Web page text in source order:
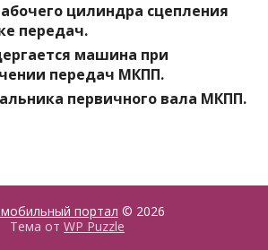
цилиндра сцепления
передач.
машина при
передач МКПП.
первичного вала МКПП.
портал © 2026
Тема от WP Puzzle